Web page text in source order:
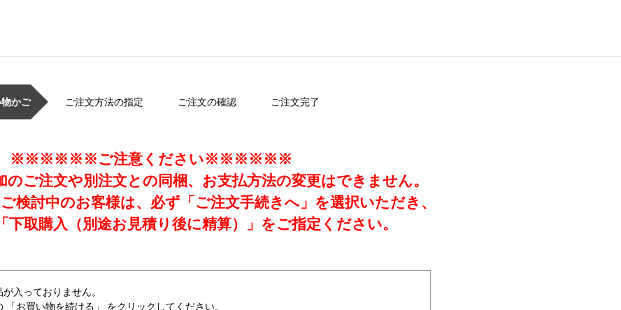
かご ご注文方法の指定 ご注文の確認 ご注文完了
※※※※※※ご注意ください※※※※※※
のご注文や別注文との同梱、お支払方法の変更はできません。
検討中のお客様は、必ず「ご注文手続きへ」を選択いただき、
下取購入（別途お見積り後に精算）」をご指定ください。
入っておりません。
「お買い物を続ける」 をクリックしてください。